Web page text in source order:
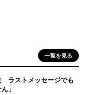
一覧を見る
ラストメッセージでも
」